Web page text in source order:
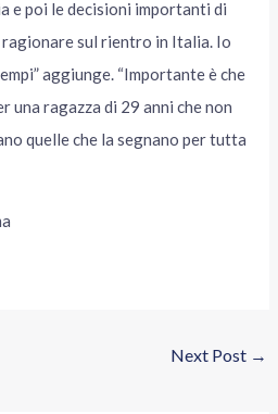
e poi le decisioni importanti di
sul rientro in Italia. Io
aggiunge. “Importante è che
una ragazza di 29 anni che non
quelle che la segnano per tutta
Next Post →